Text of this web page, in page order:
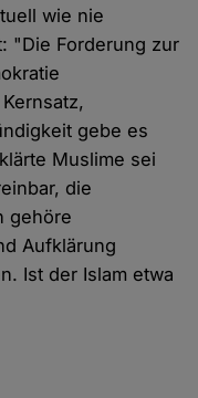
wie nie
"Die Forderung zur
gebe es
Muslime sei
die
gehöre
Aufklärung
Ist der Islam etwa